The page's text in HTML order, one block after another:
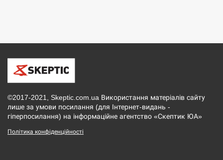
©2017-2021, Skeptic.com.ua Використання матеріалів сайту
лише за умови посилання (для Інтернет-видань -
гіперпосилання) на інформаційне агентство «Скептик ЮА»
Політика конфіденційності